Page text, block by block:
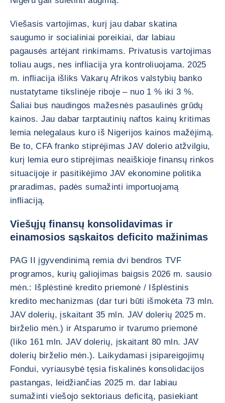
Viešasis vartojimas, kurį jau dabar skatina
saugumo ir socialiniai poreikiai, dar labiau
pagausės artėjant rinkimams. Privatusis vartojimas
toliau augs, nes infliacija yra kontroliuojama. 2025
m. infliacija išliks Vakarų Afrikos valstybių banko
nustatytame tikslinėje riboje – nuo 1 % iki 3 %.
Šaliai bus naudingos mažesnės pasaulinės grūdų
kainos. Jau dabar tarptautinių naftos kainų kritimas
lemia nelegalaus kuro iš Nigerijos kainos mažėjimą.
Be to, CFA franko stiprėjimas JAV dolerio atžvilgiu,
kurį lemia euro stiprėjimas neaiškioje finansų rinkos
situacijoje ir pasitikėjimo JAV ekonomine politika
praradimas, padės sumažinti importuojamą
infliaciją.
Viešųjų finansų konsolidavimas ir
einamosios sąskaitos deficito mažinimas
PAG II įgyvendinimą remia dvi bendros TVF
programos, kurių galiojimas baigsis 2026 m. sausio
mėn.: Išplėstinė kredito priemonė / Išplėstinis
kredito mechanizmas (dar turi būti išmokėta 73 mln.
JAV dolerių, įskaitant 35 mln. JAV dolerių 2025 m.
birželio mėn.) ir Atsparumo ir tvarumo priemonė
(liko 161 mln. JAV dolerių, įskaitant 80 mln. JAV
dolerių birželio mėn.). Laikydamasi įsipareigojimų
Fondui, vyriausybė tęsia fiskalinės konsolidacijos
pastangas, leidžiančias 2025 m. dar labiau
sumažinti viešojo sektoriaus deficitą, pasiekiant